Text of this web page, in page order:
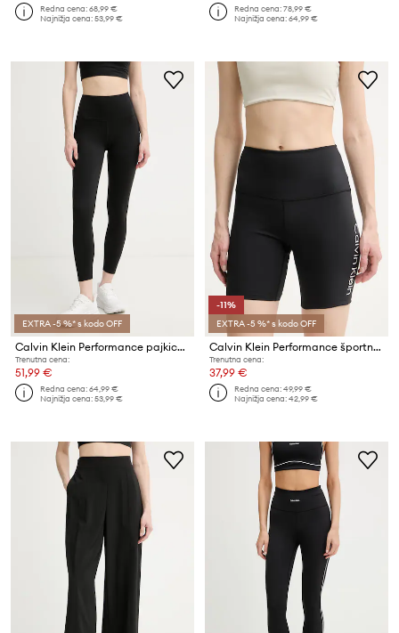
Redna cena:68,99 €
Najnižja cena:53,99 €
Redna cena:78,99 €
Najnižja cena:64,99 €
EXTRA -5 %* s kodo OFF
Calvin Klein Performance pajkice ženske
Trenutna cena:
51,99 €
Redna cena:64,99 €
Najnižja cena:53,99 €
-11%
EXTRA -5 %* s kodo OFF
Calvin Klein Performance športne kratke hlače ženske
Trenutna cena:
37,99 €
Redna cena:49,99 €
Najnižja cena:42,99 €